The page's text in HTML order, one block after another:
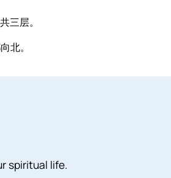
三层。
北。
spiritual life.